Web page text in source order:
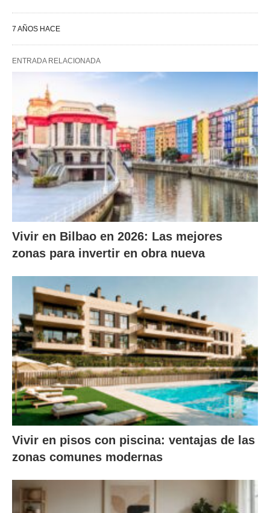
7 AÑOS HACE
ENTRADA RELACIONADA
Vivir en Bilbao en 2026: Las mejores
zonas para invertir en obra nueva
Vivir en pisos con piscina: ventajas de las
zonas comunes modernas